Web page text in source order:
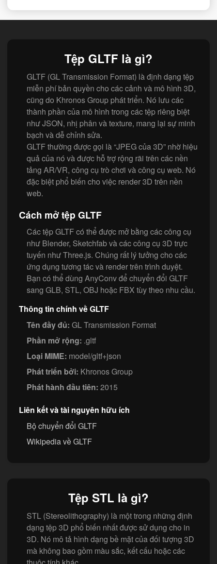
Tệp GLTF là gì?
GLTF (GL Transmission Format) là định dạng tệp
miễn phí bản quyền cho các cảnh và mô hình 3D,
cũng do Khronos Group phát triển. Nó lưu các
thành phần của mô hình trong các tệp riêng biệt
như JSON, nhị phân và texture, mang lại sự minh
bạch và dễ chỉnh sửa.
GLTF thường được gọi là “JPEG của 3D” nhờ hiệu
quả của nó và được hỗ trợ rộng rãi trên các nền
tảng AR/VR, công cụ trò chơi và công cụ web. Nó
đặc biệt phổ biến cho việc render 3D trên nền
web.
Cách mở tệp GLTF
Các tệp GLTF có thể được mở bằng các công cụ
như Blender, Sketchfab và các công cụ 3D trực
tuyến như Three.js. Chúng rất lý tưởng cho các
ứng dụng tương tác và render trên trình duyệt.
Bạn có thể dùng AnyConv để chuyển đổi GLTF
sang GLB, STL, OBJ hoặc FBX tùy theo nhu cầu.
Thông tin chính về GLTF
Tên đầy đủ: GL Transmission Format
Phần mở rộng: .gltf
Loại MIME: model/gltf+json
Phát triển bởi: Khronos Group
Phát hành đầu tiên: 2015
Liên kết và tài nguyên hữu ích
Bộ chuyển đổi GLTF
Wikipedia về GLTF
Tệp STL là gì?
STL (Stereolithography) là một trong những định
dạng tệp 3D phổ biến nhất được sử dụng cho in
3D. Nó mô tả hình dạng bề mặt của đối tượng 3D
mà không bao gồm màu sắc, kết cấu hoặc các